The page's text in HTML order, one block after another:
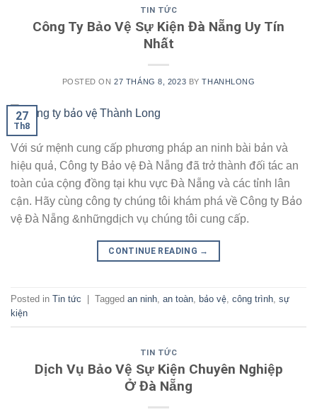
TIN TỨC
Công Ty Bảo Vệ Sự Kiện Đà Nẵng Uy Tín
Nhất
POSTED ON27 THÁNG 8, 2023 BYTHANHLONG
27
Th8
Với sứ mệnh cung cấp phương pháp an ninh bài bản và
hiệu quả, Công ty Bảo vệ Đà Nẵng đã trở thành đối tác an
toàn của cộng đồng tại khu vực Đà Nẵng và các tỉnh lân
cận. Hãy cùng công ty chúng tôi khám phá về Công ty Bảo
vệ Đà Nẵng &nhữngdịch vụ chúng tôi cung cấp.
CONTINUE READING →
Posted in Tin tức Tagged an ninh, an toàn, bảo vệ, công trình, sự
kiện
TIN TỨC
Dịch Vụ Bảo Vệ Sự Kiện Chuyên Nghiệp
Ở Đà Nẵng